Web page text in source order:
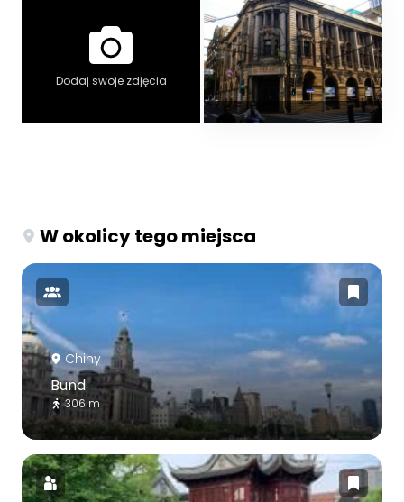
Dodaj swoje zdjęcia
W okolicy tego miejsca
Chiny
Bund
306 m